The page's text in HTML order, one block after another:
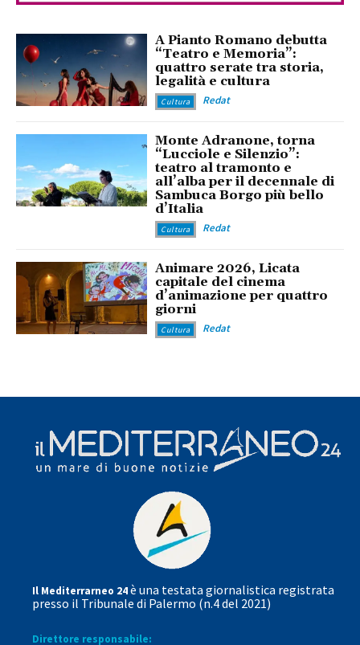
A Pianto Romano debutta
“Teatro e Memoria”:
quattro serate tra storia,
legalità e cultura
Cultura Redat
Monte Adranone, torna
“Lucciole e Silenzio”:
teatro al tramonto e
all’alba per il decennale di
Sambuca Borgo più bello
d’Italia
Cultura Redat
Animare 2026, Licata
capitale del cinema
d’animazione per quattro
giorni
Cultura Redat
Il Mediterrarneo 24è una testata giornalistica registrata
presso il Tribunale di Palermo (n.4 del 2021)
Direttore responsabile: